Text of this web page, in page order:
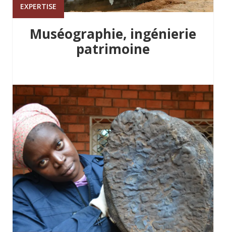
EXPERTISE
Muséographie, ingénierie
patrimoine